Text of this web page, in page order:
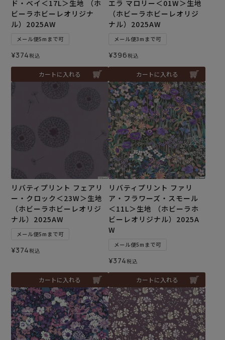
ド・ベイ＜17L＞生地 （ホ
ビーラホビーレオリジナ
ル）2025AW
メール便5mまで可
¥374税込
カートに入れる
エラ マロリー＜01W＞生地
（ホビーラホビーレオリジ
ナル）2025AW
メール便3mまで可
¥396税込
カートに入れる
リバティプリント フェアリ
ー・クロック＜23W＞生地
（ホビーラホビーレオリジ
ナル）2025AW
メール便5mまで可
¥374税込
カートに入れる
リバティプリント ファリ
ア・フラワーズ・スモール
＜11L＞生地 （ホビーラホ
ビーレオリジナル）2025A
W
メール便5mまで可
¥374税込
カートに入れる